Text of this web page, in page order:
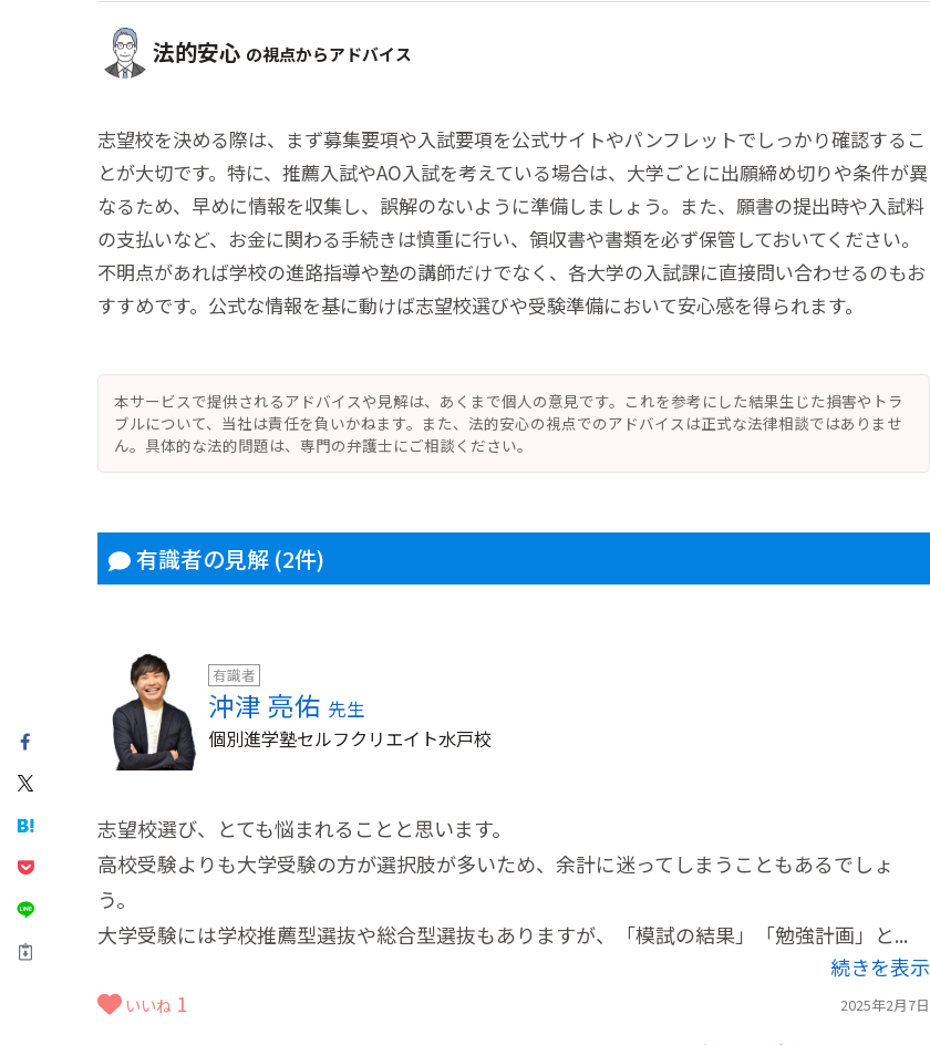
法的安心 の視点からアドバイス
志望校を決める際は、まず募集要項や入試要項を公式サイトやパンフレットでしっかり確認するこ
とが大切です。特に、推薦入試やAO入試を考えている場合は、大学ごとに出願締め切りや条件が異
なるため、早めに情報を収集し、誤解のないように準備しましょう。また、願書の提出時や入試料
の支払いなど、お金に関わる手続きは慎重に行い、領収書や書類を必ず保管しておいてください。
不明点があれば学校の進路指導や塾の講師だけでなく、各大学の入試課に直接問い合わせるのもお
すすめです。公式な情報を基に動けば志望校選びや受験準備において安心感を得られます。
本サービスで提供されるアドバイスや見解は、あくまで個人の意見です。これを参考にした結果生じた損害やトラ
ブルについて、当社は責任を負いかねます。また、法的安心の視点でのアドバイスは正式な法律相談ではありませ
ん。具体的な法的問題は、専門の弁護士にご相談ください。
有識者の見解 (2件)
有識者
沖津 亮佑 先生
個別進学塾セルフクリエイト水戸校
志望校選び、とても悩まれることと思います。
高校受験よりも大学受験の方が選択肢が多いため、余計に迷ってしまうこともあるでしょ
う。
大学受験には学校推薦型選抜や総合型選抜もありますが、「模試の結果」「勉強計画」と...
続きを表示
2025年2月7日
いいね 1